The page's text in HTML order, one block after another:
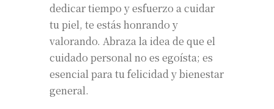
dedicar tiempo y esfuerzo a cuidar
tu piel, te estás honrando y
valorando. Abraza la idea de que el
cuidado personal no es egoísta; es
esencial para tu felicidad y bienestar
general.